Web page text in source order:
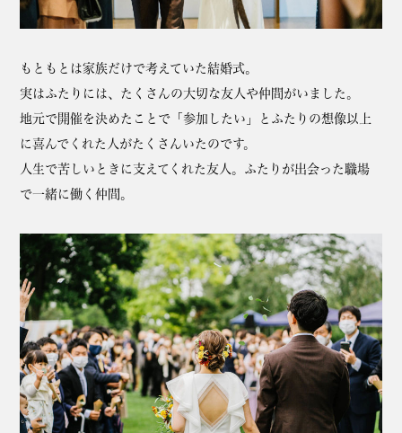
もともとは家族だけで考えていた結婚式。
実はふたりには、たくさんの大切な友人や仲間がいました。
地元で開催を決めたことで「参加したい」とふたりの想像以上
に喜んでくれた人がたくさんいたのです。
人生で苦しいときに支えてくれた友人。ふたりが出会った職場
で一緒に働く仲間。